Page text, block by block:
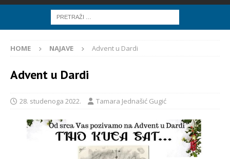
HOME NAJAVE Advent u Dardi
Advent u Dardi
28. studenoga 2022. Tamara Jednašić Gugić